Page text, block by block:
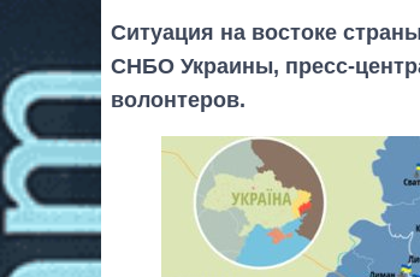
Ситуация на востоке
СНБО Украины, пресс-
волонтеров.